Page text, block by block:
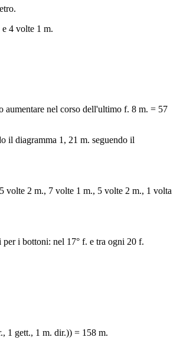
4 volte 1 m.
aumentare nel corso dell'ultimo f. 8 m. = 57
il diagramma 1, 21 m. seguendo il
volte 2 m., 7 volte 1 m., 5 volte 2 m., 1 volta
i bottoni: nel 17° f. e tra ogni 20 f.
1 gett., 1 m. dir.)) = 158 m.